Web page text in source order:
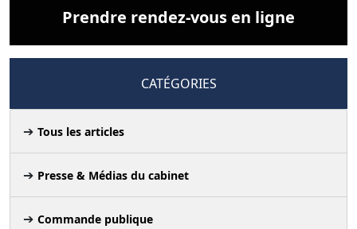
Prendre rendez-vous en ligne
CATÉGORIES
Tous les articles
Presse & Médias du cabinet
Commande publique